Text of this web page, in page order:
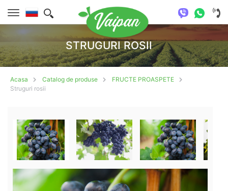
STRUGURI ROSII
Acasa Catalog de produse
FRUCTE PROASPETE
Struguri rosii